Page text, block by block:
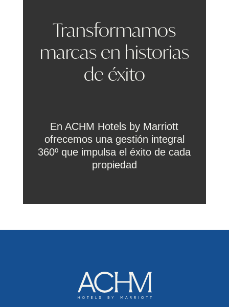
Transformamos
marcas en historias
de éxito
En ACHM Hotels by Marriott
ofrecemos una gestión integral
360º que impulsa el éxito de cada
propiedad